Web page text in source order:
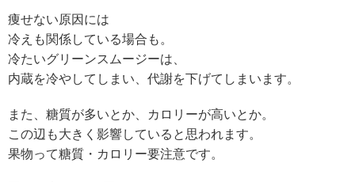
痩せない原因には
冷えも関係している場合も。
冷たいグリーンスムージーは、
内蔵を冷やしてしまい、代謝を下げてしまいます。
また、糖質が多いとか、カロリーが高いとか。
この辺も大きく影響していると思われます。
果物って糖質・カロリー要注意です。